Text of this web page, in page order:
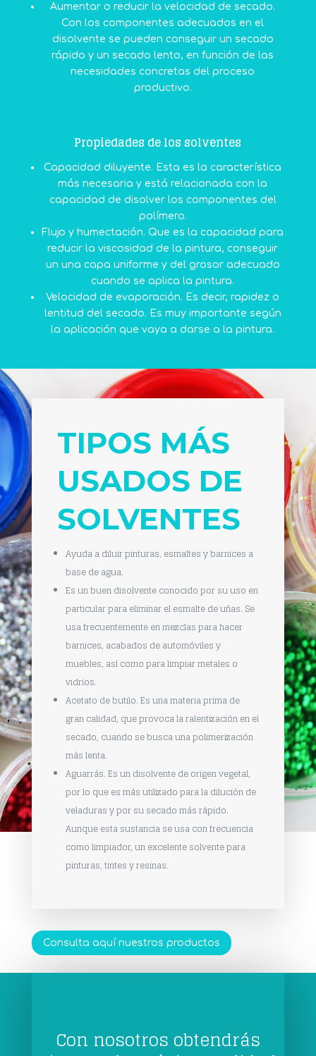
Aumentar o reducir la velocidad de secado.
Con los componentes adecuados en el
disolvente se pueden conseguir un secado
rápido y un secado lento, en función de las
necesidades concretas del proceso
productivo.
Propiedades de los solventes
Capacidad diluyente. Esta es la característica
más necesaria y está relacionada con la
capacidad de disolver los componentes del
polímero.
Flujo y humectación. Que es la capacidad para
reducir la viscosidad de la pintura, conseguir
un una capa uniforme y del grosor adecuado
cuando se aplica la pintura.
Velocidad de evaporación. Es decir, rapidez o
lentitud del secado. Es muy importante según
la aplicación que vaya a darse a la pintura.
TIPOS MÁS
USADOS DE
SOLVENTES
Ayuda a diluir pinturas, esmaltes y barnices a
base de agua.
Es un buen disolvente conocido por su uso en
particular para eliminar el esmalte de uñas. Se
usa frecuentemente en mezclas para hacer
barnices, acabados de automóviles y
muebles, así como para limpiar metales o
vidrios.
Acetato de butilo. Es una materia prima de
gran calidad, que provoca la ralentización en el
secado, cuando se busca una polimerización
más lenta.
Aguarrás. Es un disolvente de origen vegetal,
por lo que es más utilizado para la dilución de
veladuras y por su secado más rápido.
Aunque esta sustancia se usa con frecuencia
como limpiador, un excelente solvente para
pinturas, tintes y resinas.
Consulta aquí nuestros productos
Con nosotros obtendrás